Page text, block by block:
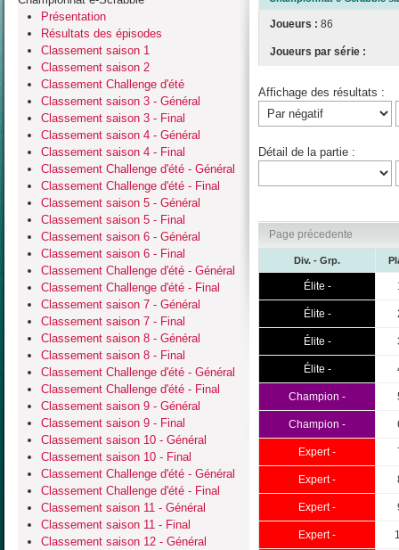
Présentation
Résultats des épisodes
Classement saison 1
Classement saison 2
Classement Challenge d'été
Classement saison 3 - Général
Classement saison 3 - Final
Classement saison 4 - Général
Classement saison 4 - Final
Classement Challenge d'été - Général
Classement Challenge d'été - Final
Classement saison 5 - Général
Classement saison 5 - Final
Classement saison 6 - Général
Classement saison 6 - Final
Classement Challenge d'été - Général
Classement Challenge d'été - Final
Classement saison 7 - Général
Classement saison 7 - Final
Classement saison 8 - Général
Classement saison 8 - Final
Classement Challenge d'été - Général
Classement Challenge d'été - Final
Classement saison 9 - Général
Classement saison 9 - Final
Classement saison 10 - Général
Classement saison 10 - Final
Classement Challenge d'été - Général
Classement Challenge d'été - Final
Classement saison 11 - Général
Classement saison 11 - Final
Classement saison 12 - Général
Joueurs : 86
Joueurs par série :
Affichage des résultats :
Détail de la partie :
Page précedente
Div. - Grp.
Élite -
Élite -
Élite -
Élite -
Champion -
Champion -
Expert -
Expert -
Expert -
Expert -